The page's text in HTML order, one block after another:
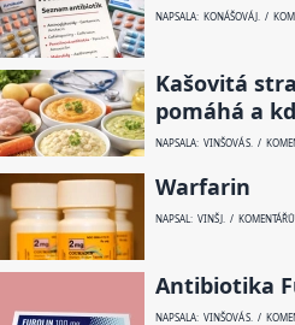
NAPSALA: KONÁŠOVÁ J. /
Kašovitá
pomáhá a
NAPSALA: VINŠOVÁ S. /
Warfarin
NAPSAL: VINŠ J. /
Antibiotika
NAPSALA: VINŠOVÁ S. /